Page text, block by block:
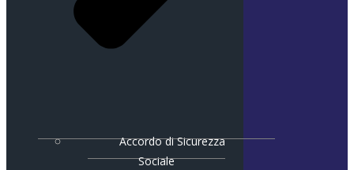
Accordo di Sicurezza
Sociale